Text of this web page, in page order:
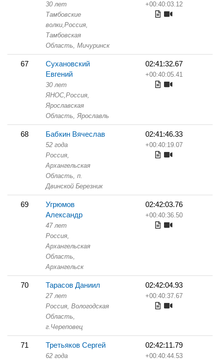
30 лет
Тамбовские
волки,Россия,
Тамбовская
Область, Мичуринск
+00:40:03.12
67
Сухановский
Евгений
30 лет
ЯНОС,Россия,
Ярославская
Область, Ярославль
02:41:32.67
+00:40:05.41
68 Бабкин Вячеслав
52 года
Россия,
Архангельская
Область, п.
Двинской Березник
02:41:46.33
+00:40:19.07
69
Угрюмов
Александр
47 лет
Россия,
Архангельская
Область,
Архангельск
02:42:03.76
+00:40:36.50
70 Тарасов Даниил
27 лет
Россия, Вологодская
Область,
г.Череповец
02:42:04.93
+00:40:37.67
71 Третьяков Сергей
62 года
02:42:11.79
+00:40:44.53